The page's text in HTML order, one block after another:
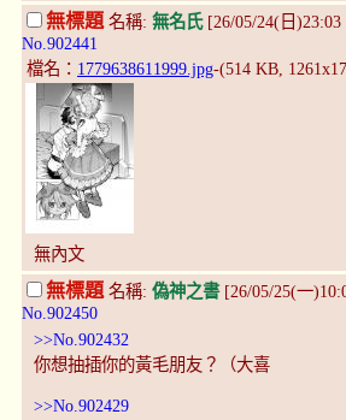
無標題 名稱: 無名氏[26/05/24(日
No.902441
檔名： 1779638611999.jpg-(514 KB,
無內文
無標題名稱: 偽神之書[26/05/25(一
No.902450
>>No.902432
你想抽插你的黃毛朋友？（大喜
>>No.902429